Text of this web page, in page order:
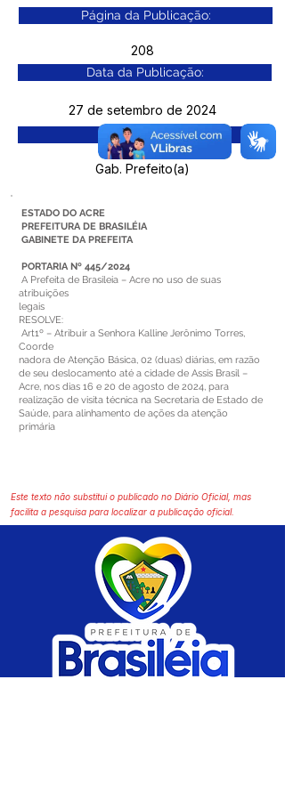
Página da Publicação:
208
Data da Publicação:
27 de setembro de 2024
Órgão:
Gab. Prefeito(a)
ESTADO DO ACRE
PREFEITURA DE BRASILÉIA
GABINETE DA PREFEITA
PORTARIA Nº 445/2024
A Prefeita de Brasileia – Acre no uso de suas
atribuições
legais
RESOLVE:
Art1º – Atribuir a Senhora Kalline Jerônimo Torres,
Coorde
nadora de Atenção Básica, 02 (duas) diárias, em razão
de seu deslocamento até a cidade de Assis Brasil –
Acre, nos dias 16 e 20 de agosto de 2024, para
realização de visita técnica na Secretaria de Estado de
Saúde, para alinhamento de ações da atenção
primária
Este texto não substitui o publicado no Diário Oficial, mas
facilita a pesquisa para localizar a publicação oficial.